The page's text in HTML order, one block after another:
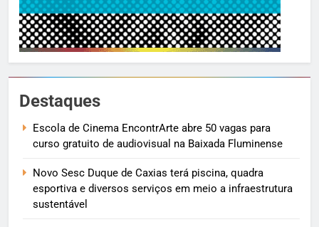
Destaques
Escola de Cinema EncontrArte abre 50 vagas para
curso gratuito de audiovisual na Baixada Fluminense
Novo Sesc Duque de Caxias terá piscina, quadra
esportiva e diversos serviços em meio a infraestrutura
sustentável